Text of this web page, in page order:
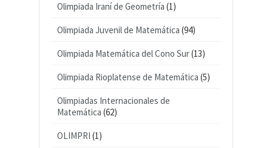
Olimpiada Iraní de Geometría (1)
Olimpiada Juvenil de Matemática (94)
Olimpiada Matemática del Cono Sur(13)
Olimpiada Rioplatense de Matemática (5)
Olimpiadas Internacionales de
Matemática (62)
OLIMPRI (1)